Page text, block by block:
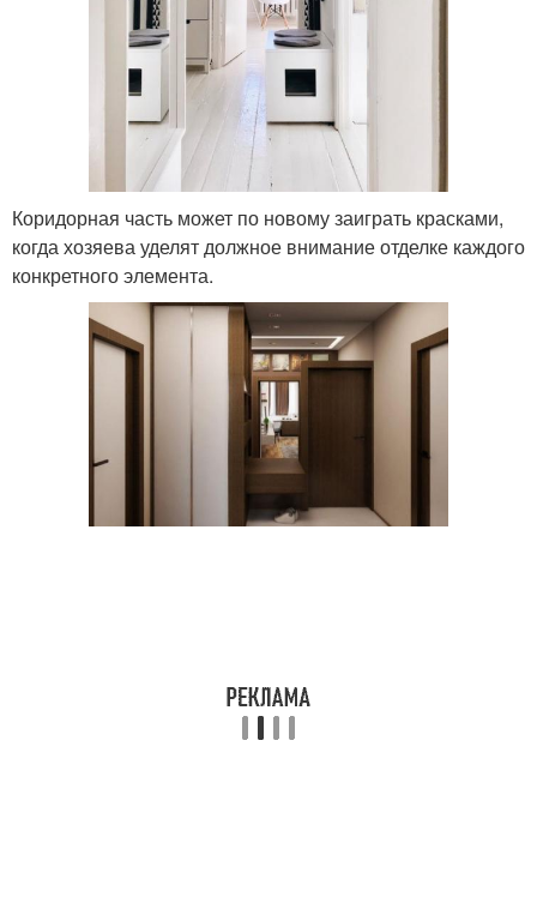
Коридорная часть может по новому заиграть красками,
когда хозяева уделят должное внимание отделке каждого
конкретного элемента.